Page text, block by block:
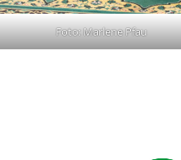
Foto: Marlene Pfau